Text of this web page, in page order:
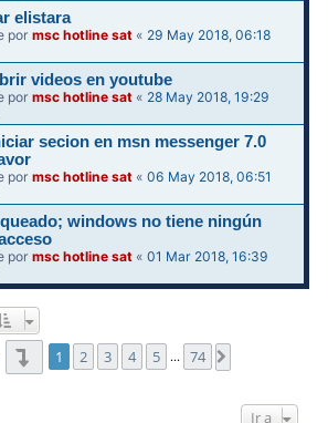
elistara
pormsc hotline sat « 29 May 2018, 06:18
videos en youtube
pormsc hotline sat « 28 May 2018, 19:29
secion en msn messenger 7.0
pormsc hotline sat «06 May 2018, 06:51
windows no tiene ningún
pormsc hotline sat «01 Mar 2018, 16:39
Página1 de 74
1 2 3 4 5 … 74
Ir a